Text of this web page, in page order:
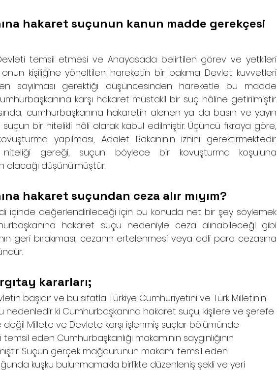
hakaret suçunun kanun madde gerekçesi
Devleti temsil etmesi ve Anayasada belirtilen görev ve yetkileri
kişiliğine yöneltilen hareketin bir bakıma Devlet kuvvetleri
sayılması gerektiği düşüncesinden hareketle bu madde
karşı hakaret müstakil bir suç hâline getirilmiştir.
cumhurbaşkanına hakaretin alenen ya da basın ve yayın
bir nitelikli hâli olarak kabul edilmiştir. Üçüncü fıkraya göre,
yapılması, Adalet Bakanının iznini gerektirmektedir.
niteliği gereği, suçun böylece bir kovuşturma koşuluna
olacağı düşünülmüştür.
hakaret suçundan ceza alır mıyım?
içinde değerlendirileceği için bu konuda net bir şey söylemek
hakaret suçu nedeniyle ceza alınabileceği gibi
geri bırakıması, cezanın ertelenmesi veya adli para cezasına
kararları;
başıdır ve bu sıfatla Türkiye Cumhuriyetini ve Türk Milletinin
nedenledir ki Cumhurbaşkanına hakaret suçu, kişilere ve şerefe
değil Millete ve Devlete karşı işlenmiş suçlar bölümünde
eden Cumhurbaşkanlığı makamının saygınlığının
Suçun gerçek mağdurunun makamı temsil eden
kuşku bulunmamakla birlikte düzenleniş şekli ve yeri